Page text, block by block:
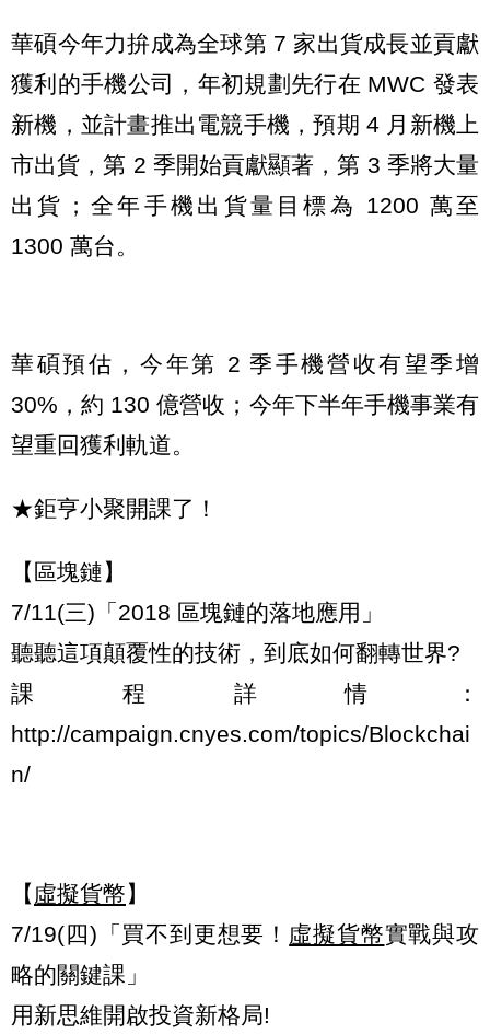
華碩今年力拚成為全球第 7 家出貨成長並貢獻
獲利的手機公司，年初規劃先行在 MWC 發表
新機，並計畫推出電競手機，預期 4 月新機上
市出貨，第 2 季開始貢獻顯著，第 3 季將大量
出貨；全年手機出貨量目標為 1200 萬至
1300 萬台。
華碩預估，今年第 2 季手機營收有望季增
30%，約 130 億營收；今年下半年手機事業有
望重回獲利軌道。
★鉅亨小聚開課了！
【區塊鏈】
7/11(三)「2018 區塊鏈的落地應用」
聽聽這項顛覆性的技術，到底如何翻轉世界?
課程詳情：
http://campaign.cnyes.com/topics/Blockchai
n/
【 虛擬貨幣】
7/19(四)「買不到更想要！ 虛擬貨幣實戰與攻
略的關鍵課」
用新思維開啟投資新格局!